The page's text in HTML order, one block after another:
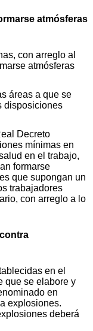
atmósferas
con arreglo al
atmósferas
áreas a que se
disposiciones
Decreto
mínimas en
en el trabajo,
formarse
que supongan un
trabajadores
con arreglo a lo
en el
que se elabore y
en
explosiones.
deberá